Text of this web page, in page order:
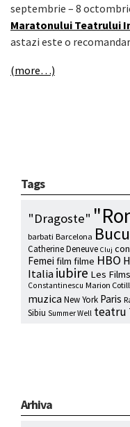
septembrie – 8
Maratonului Teatrului
astazi este o
(more…)
Tags
"Dragoste"
barbati Barcelona
Catherine Deneuve Cluj
Femei film filme HBO
Italiaiubire Les
Constantinescu Marion
muzica New York Paris
Sibiu Summer Well teatru
Arhiva